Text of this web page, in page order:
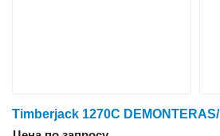
Timberjack 1270C